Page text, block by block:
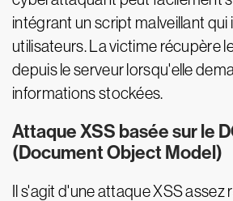
intégrant un script malveillant
utilisateurs. La victime récupère
depuis le serveur lorsqu'elle
informations stockées.
Attaque XSS basée sur le
(Document Object Model)
Il s'agit d'une attaque XSS assez